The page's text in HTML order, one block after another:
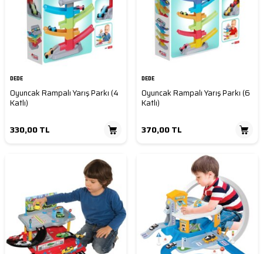
DEDE
Oyuncak Rampalı Yarış Parkı (4
Katlı)
330,00TL
DEDE
Oyuncak Rampalı Yarış Parkı (6
Katlı)
370,00TL